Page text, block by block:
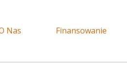
Nas Finansowanie